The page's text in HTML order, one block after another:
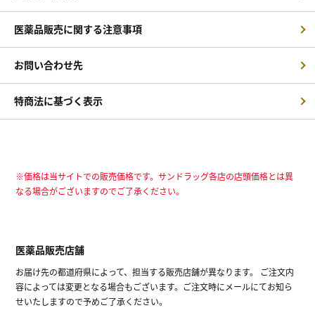
医薬品販売に関する注意事項
お問い合わせ先
特商法に基づく表示
※価格は当サイトでの販売価格です。サンドラッグ各店の店頭価格とは異
なる場合がございますのでご了承ください。
医薬品販売店舗
お届け先の都道府県によって、担当する販売店舗が異なります。 ご注文内
容によっては変更となる場合もございます。ご注文時にメールにてお知ら
せいたしますので予めご了承ください。